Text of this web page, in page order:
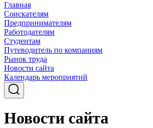
Главная
Соискателям
Предпринимателям
Работодателям
Студентам
Путеводитель по компаниям
Рынок труда
Новости сайта
Календарь мероприятий
Новости сайта